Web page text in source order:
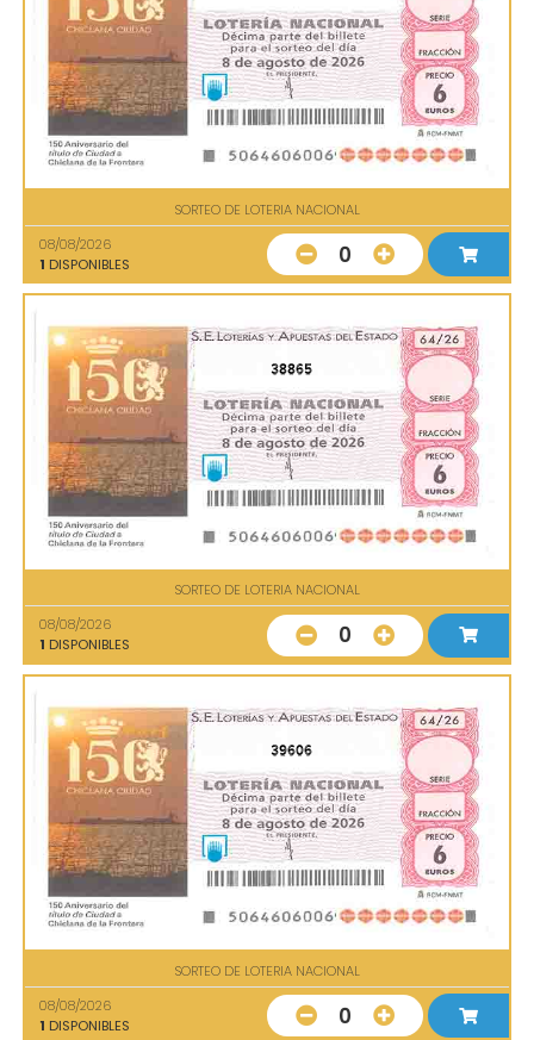
SORTEO DE LOTERIA NACIONAL
08/08/2026
1 DISPONIBLES 0
38865
SORTEO DE LOTERIA NACIONAL
08/08/2026
1 DISPONIBLES 0
39606
SORTEO DE LOTERIA NACIONAL
08/08/2026
1 DISPONIBLES 0